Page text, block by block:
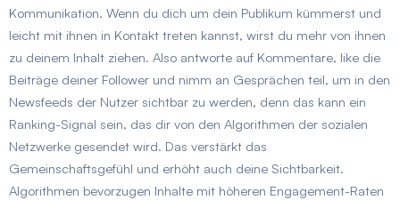
Kommunikation. Wenn du dich um dein Publikum kümmerst und
leicht mit ihnen in Kontakt treten kannst, wirst du mehr von ihnen
zu deinem Inhalt ziehen. Also antworte auf Kommentare, like die
Beiträge deiner Follower und nimm an Gesprächen teil, um in den
Newsfeeds der Nutzer sichtbar zu werden, denn das kann ein
Ranking-Signal sein, das dir von den Algorithmen der sozialen
Netzwerke gesendet wird. Das verstärkt das
Gemeinschaftsgefühl und erhöht auch deine Sichtbarkeit.
Algorithmen bevorzugen Inhalte mit höheren Engagement-Raten